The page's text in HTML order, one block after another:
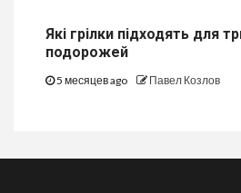
Які грілки підходять для
подорожей
5 месяцев ago Павел Козлов